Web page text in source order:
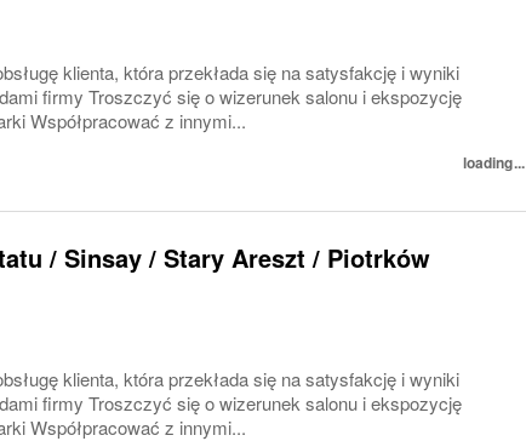
klienta, która przekłada się na satysfakcję i wyniki
firmy Troszczyć się o wizerunek salonu i ekspozycję
Współpracować z innymi...
loading...
/ Sinsay / Stary Areszt / Piotrków
klienta, która przekłada się na satysfakcję i wyniki
firmy Troszczyć się o wizerunek salonu i ekspozycję
Współpracować z innymi...